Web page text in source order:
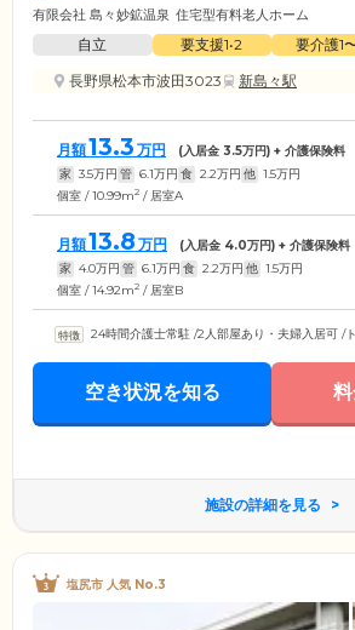
有限会社 島々妙鉱温泉 住宅型有料老人ホーム
自立 要支援1•2 要介護1
長野県松本市波田3023
新島々駅
月額13.3 万円 (入居金 3.5万円) + 介護保険料
家 3.5万円 管 6.1万円 食 2.2万円 他 1.5万円
個室 / 10.99m2 / 居室A
月額13.8 万円 (入居金 4.0万円) + 介護保険料
家 4.0万円 管 6.1万円 食 2.2万円 他 1.5万円
個室 / 14.92m2 / 居室B
24時間介護士常駐 /2人部屋あり・夫婦入居可 /
空き状況を知る
施設の詳細を見る
塩尻市 人気 No.3